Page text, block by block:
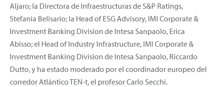
Aljaro; la Directora de Infraestructuras de S&P Ratings,
Stefania Belisario; la Head of ESG Advisory, IMI Corporate &
Investment Banking Division de Intesa Sanpaolo, Erica
Abisso; el Head of Industry Infrastructure, IMI Corporate &
Investment Banking Division de Intesa Sanpaolo, Riccardo
Dutto, y ha estado moderado por el coordinador europeo del
corredor Atlántico TEN-t, el profesor Carlo Secchi.